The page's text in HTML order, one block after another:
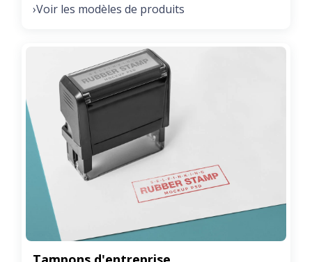
›Voir les modèles de produits